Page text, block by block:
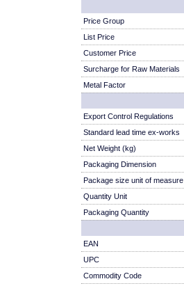
Price Group
List Price
Customer Price
Surcharge for Raw Materials
Metal Factor
Export Control Regulations
Standard lead time ex-works
Net Weight (kg)
Packaging Dimension
Package size unit of measure
Quantity Unit
Packaging Quantity
EAN
UPC
Commodity Code